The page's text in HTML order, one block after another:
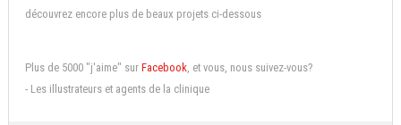
découvrez encore plus de beaux projets ci-dessous
Plus de 5000 "j'aime" sur Facebook , et vous, nous suivez-vous?
- Les illustrateurs et agents de la clinique